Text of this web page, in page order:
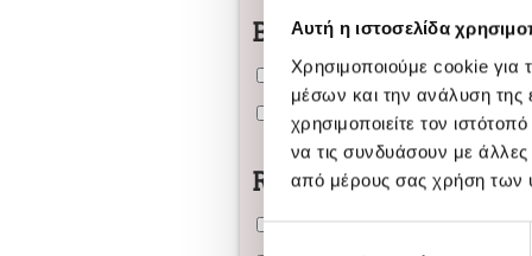
Αυτή η ιστοσελίδα
Χρησιμοποιούμε cookie για
μέσων και την ανάλυση της
χρησιμοποιείτε τον
να τις συνδυάσουν με
από μέρους σας χρήση των
Επιλογή
Body Need
Cleaning and hygiene
Protection from the sun
Result Styling